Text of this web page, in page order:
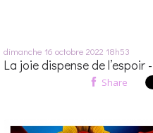
dimanche 16 octobre 2022 18h53
La joie dispense de l’espoir
Share